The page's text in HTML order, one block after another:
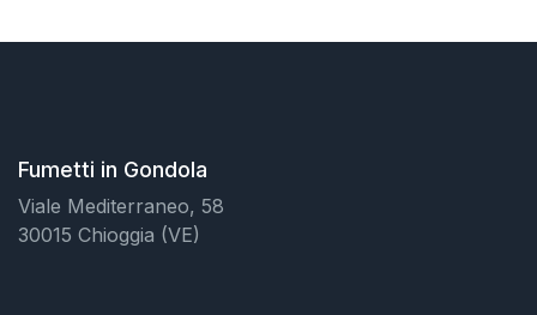
Fumetti in Gondola
Viale Mediterraneo, 58
30015 Chioggia (VE)